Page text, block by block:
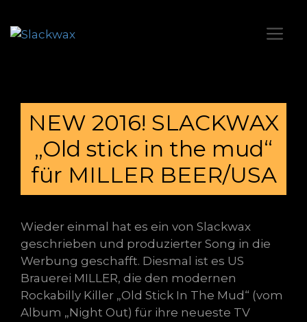
NEW 2016! SLACKWAX
„Old stick in the mud“
für MILLER BEER/USA
Wieder einmal hat es ein von Slackwax
geschrieben und produzierter Song in die
Werbung geschafft. Diesmal ist es US
Brauerei MILLER, die den modernen
Rockabilly Killer „Old Stick In The Mud“ (vom
Album „Night Out) für ihre neueste TV